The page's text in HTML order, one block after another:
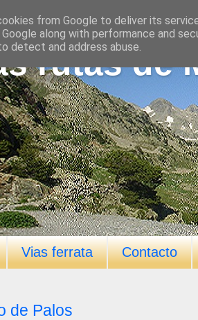
rutas de
Vias ferrata Contacto
de Palos
from Google to deliver its
along with performance and
detect and address abuse.